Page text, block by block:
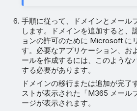
手順に従って、ドメインとメール
します。ドメインを追加すると、
ョンの許可のために Microsoft に
す。必要なアプリケーション、お
ールを作成するには、このような
する必要があります。
ドメインの移行または追加が完了
ストが表示された「M365 メール
ージが表示されます。